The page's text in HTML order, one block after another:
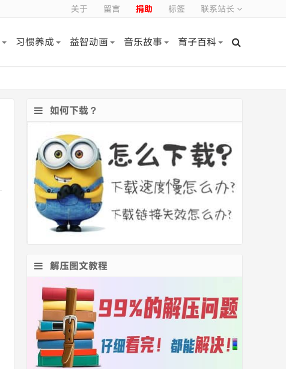
关于 留言 捐助 标签 联系站长
习惯养成 益智动画 音乐故事 育子百科
如何下载？
解压图文教程